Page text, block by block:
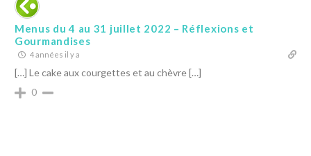
Menus du 4 au 31 juillet 2022 – Réflexions et
Gourmandises
4 années il y a
[…] Le cake aux courgettes et au chèvre […]
0